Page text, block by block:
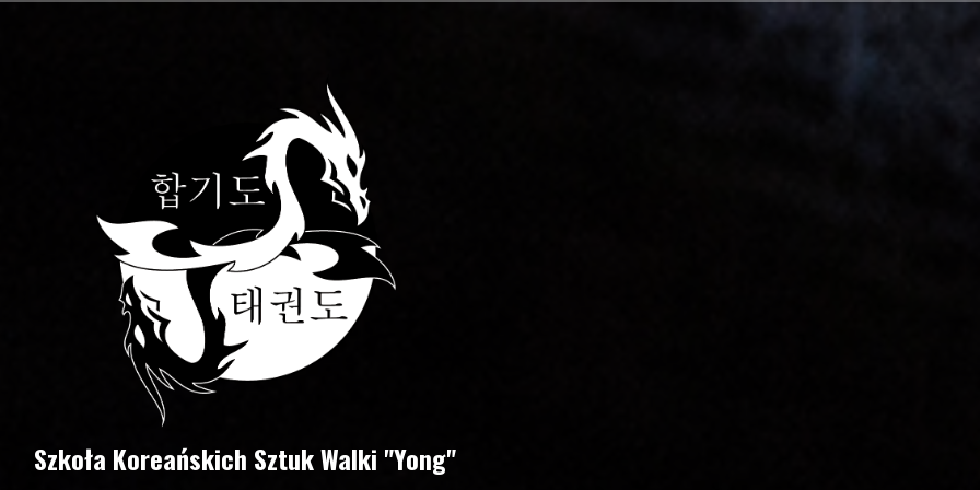
Szkoła Koreańskich Sztuk Walki "Yong"